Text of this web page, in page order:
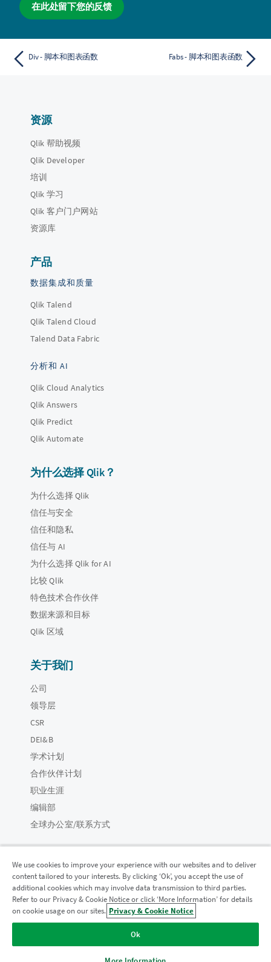
在此处留下您的反馈
Div - 脚本和图表函数 Fabs - 脚本和图表函数
资源
Qlik 帮助视频
Qlik Developer
培训
Qlik 学习
Qlik 客户门户网站
资源库
产品
数据集成和质量
Qlik Talend
Qlik Talend Cloud
Talend Data Fabric
分析和 AI
Qlik Cloud Analytics
Qlik Answers
Qlik Predict
Qlik Automate
为什么选择 Qlik？
为什么选择 Qlik
信任与安全
信任和隐私
信任与 AI
为什么选择 Qlik for AI
比较 Qlik
特色技术合作伙伴
数据来源和目标
Qlik 区域
关于我们
公司
领导层
CSR
DEI&B
学术计划
合作伙伴计划
职业生涯
编辑部
全球办公室/联系方式
Qlik 社区
法律协议 产品条款 Legal Policies
法律条规
Do Not Share My Info
We use cookies to improve your experience with our websites and to deliver
content tailored to your interests. By clicking ‘Ok’, you accept the use of
additional cookies which may involve data transmission to third parties.
Refer to our Privacy & Cookie Notice or click ‘More Information’ for details
on cookie usage on our sites. Privacy & Cookie Notice
Ok